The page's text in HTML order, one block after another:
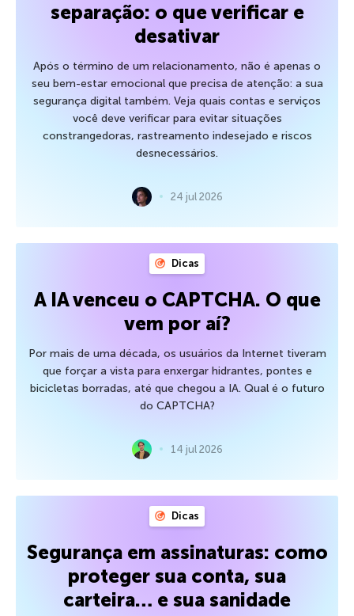
separação: o que verificar e
desativar
Após o término de um relacionamento, não é apenas o
seu bem-estar emocional que precisa de atenção: a sua
segurança digital também. Veja quais contas e serviços
você deve verificar para evitar situações
constrangedoras, rastreamento indesejado e riscos
desnecessários.
24 jul 2026
Dicas
A IA venceu o CAPTCHA. O que
vem por aí?
Por mais de uma década, os usuários da Internet tiveram
que forçar a vista para enxergar hidrantes, pontes e
bicicletas borradas, até que chegou a IA. Qual é o futuro
do CAPTCHA?
14 jul 2026
Dicas
Segurança em assinaturas: como
proteger sua conta, sua
carteira… e sua sanidade